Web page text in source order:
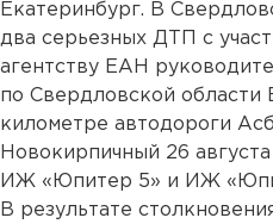
Екатеринбург. В
два серьезных ДТП с
агентству ЕАН
по Свердловской области
километре автодороги
Новокирпичный 26
ИЖ «Юпитер 5» и ИЖ
В результате